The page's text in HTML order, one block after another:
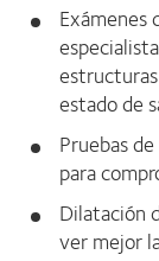
Exámenes
estado de
Pruebas
para
Dilatación
ver mejor